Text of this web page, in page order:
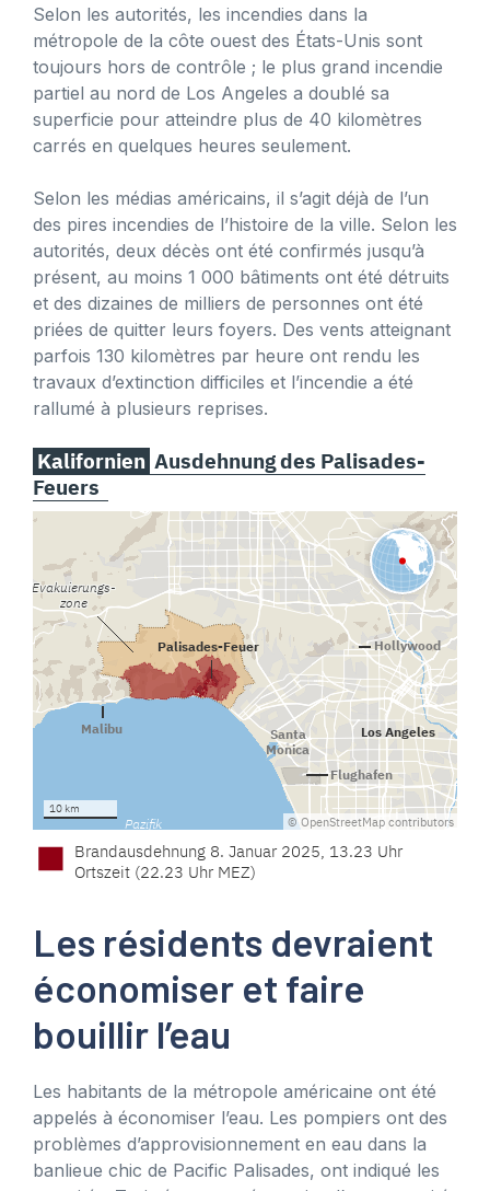
Selon les autorités, les incendies dans la
métropole de la côte ouest des États-Unis sont
toujours hors de contrôle ; le plus grand incendie
partiel au nord de Los Angeles a doublé sa
superficie pour atteindre plus de 40 kilomètres
carrés en quelques heures seulement.
Selon les médias américains, il s’agit déjà de l’un
des pires incendies de l’histoire de la ville. Selon les
autorités, deux décès ont été confirmés jusqu’à
présent, au moins 1 000 bâtiments ont été détruits
et des dizaines de milliers de personnes ont été
priées de quitter leurs foyers. Des vents atteignant
parfois 130 kilomètres par heure ont rendu les
travaux d’extinction difficiles et l’incendie a été
rallumé à plusieurs reprises.
Les résidents devraient
économiser et faire
bouillir l’eau
Les habitants de la métropole américaine ont été
appelés à économiser l’eau. Les pompiers ont des
problèmes d’approvisionnement en eau dans la
banlieue chic de Pacific Palisades, ont indiqué les